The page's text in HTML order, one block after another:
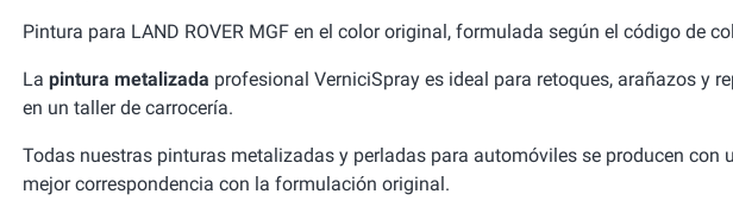
Pintura para LAND ROVER MGF en el color original, formulada según el código de
La pintura metalizada profesional VerniciSpray es ideal para retoques, arañazos y
en un taller de carrocería.
Todas nuestras pinturas metalizadas y perladas para automóviles se producen con
mejor correspondencia con la formulación original.